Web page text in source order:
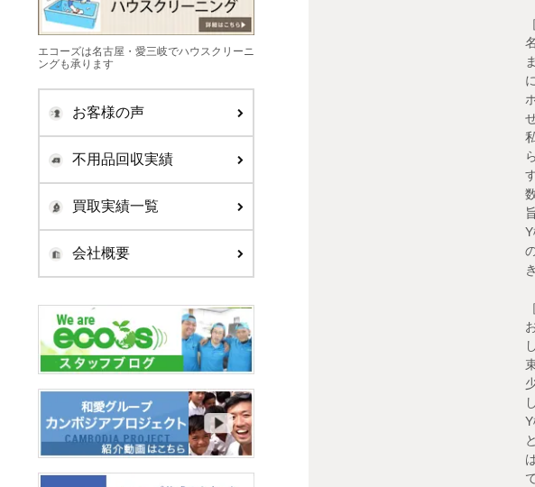
エコーズは名古屋・愛三岐でハウスクリーニ
ングも承ります
お客様の声
不用品回収実績
買取実績一覧
会社概要